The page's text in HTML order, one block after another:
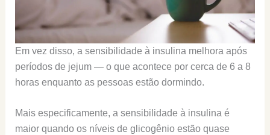
Em vez disso, a sensibilidade à insulina melhora após
períodos de jejum — o que acontece por cerca de 6 a 8
horas enquanto as pessoas estão dormindo.
Mais especificamente, a sensibilidade à insulina é
maior quando os níveis de glicogênio estão quase